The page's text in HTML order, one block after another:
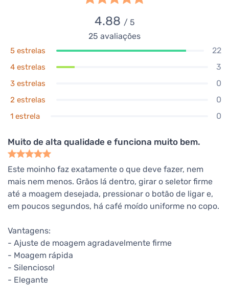
4.88 / 5
25 avaliações
5 estrelas 22
4 estrelas 3
3 estrelas 0
2 estrelas 0
1 estrela 0
Muito de alta qualidade e funciona muito bem.
Este moinho faz exatamente o que deve fazer, nem
mais nem menos. Grãos lá dentro, girar o seletor firme
até a moagem desejada, pressionar o botão de ligar e,
em poucos segundos, há café moído uniforme no copo.
Vantagens:
- Ajuste de moagem agradavelmente firme
- Moagem rápida
- Silencioso!
- Elegante